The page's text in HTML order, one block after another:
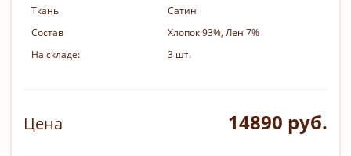
Ткань
Сатин
Состав
Хлопок 93%, Лен 7%
На складе:
3 шт.
Цена 14890 руб.